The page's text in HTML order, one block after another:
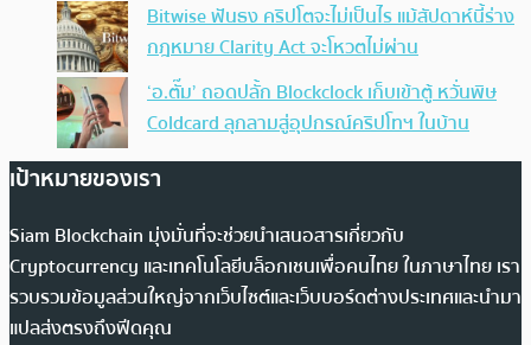
Bitwise ฟันธง คริปโตจะไม่เป็นไร แม้สัปดาห์นี้ร่าง
กฎหมาย Clarity Act จะโหวตไม่ผ่าน
‘อ.ตั๊ม’ ถอดปลั้ก Blockclock เก็บเข้าตู้ หวั่นพิษ
Coldcard ลุกลามสู่อุปกรณ์คริปโทฯ ในบ้าน
เป้าหมายของเรา
Siam Blockchain มุ่งมั่นที่จะช่วยนำเสนอสารเกี่ยวกับ
Cryptocurrency และเทคโนโลยีบล็อกเชนเพื่อคนไทย ในภาษาไทย เรา
รวบรวมข้อมูลส่วนใหญ่จากเว็บไซต์และเว็บบอร์ดต่างประเทศและนำมา
แปลส่งตรงถึงฟีดคุณ